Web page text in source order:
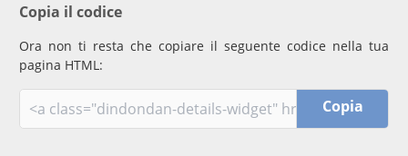
Copia il codice
Ora non ti resta che copiare il seguente codice nella tua
pagina HTML:
Copia